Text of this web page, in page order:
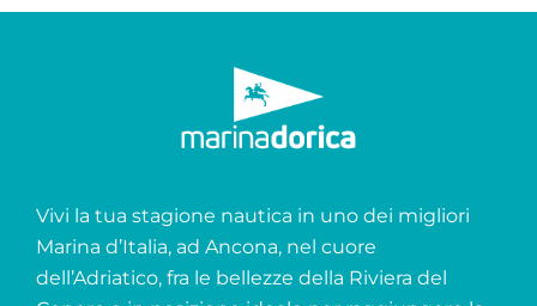
Vivi la tua stagione nautica in uno dei migliori
Marina d’Italia, ad Ancona, nel cuore
dell’Adriatico, fra le bellezze della Riviera del